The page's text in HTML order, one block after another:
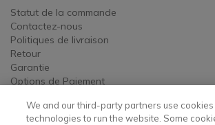
Statut de la commande
Contactez-nous
Politiques de livraison
Retour
Garantie
Options de Paiement
MENTIONS LÉGALES
We and our third-party partners use
technologies to run the website. Some